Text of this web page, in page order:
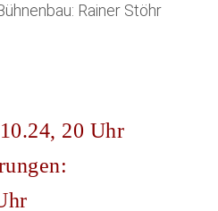
Rainer Stöhr
20 Uhr